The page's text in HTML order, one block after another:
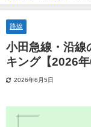
【2026年6月】
路線
小田急線・沿線
キング【2026年
2026年6月5日